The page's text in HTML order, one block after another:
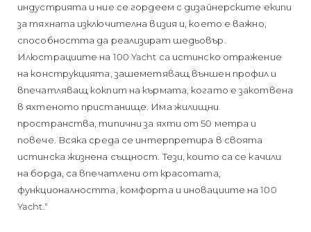
индустрията и ние се гордеем с дизайнерските екипи
за тяхната изключителна визия и, което е важно,
способността да реализират шедьовър.
Илюстрациите на 100 Yacht са истинско отражение
на конструкцията, зашеметяващ външен профил и
впечатляващ кокпит на кърмата, когато е закотвена
в яхтеното пристанище. Има жилищни
пространства, типични за яхти от 50 метра и
повече. Всяка среда се интерпретира в своята
истинска жизнена същност. Тези, които са се качили
на борда, са впечатлени от красотата,
функционалността, комфорта и иновациите на 100
Yacht."